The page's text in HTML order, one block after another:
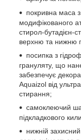
покривна маса з
модифікованого
стирол-
верхню та нижню
посипка з
грануляту, що
забезпечує
Aquaizol від
стирання;
самоклеючий
підкладкового
нижній захисний